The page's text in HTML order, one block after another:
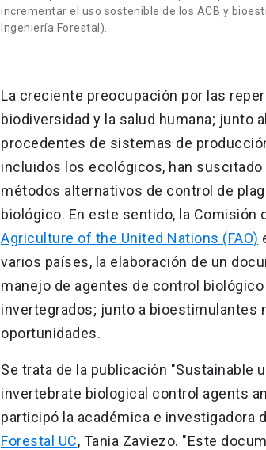
incrementar el uso sostenible de los ACB y
Ingeniería Forestal).
La creciente preocupación por las
biodiversidad y la salud humana; junto
procedentes de sistemas de
incluidos los ecológicos, han
métodos alternativos de control de
biológico. En este sentido, la Comisión
Agriculture of the United Nations (FAO)
varios países, la elaboración de un
manejo de agentes de control
invertegrados; junto a bioestimulantes
oportunidades.
Se trata de la publicación "Sustainable
invertebrate biological control agents
participó la académica e investigadora
Forestal UC, Tania Zaviezo. "Este